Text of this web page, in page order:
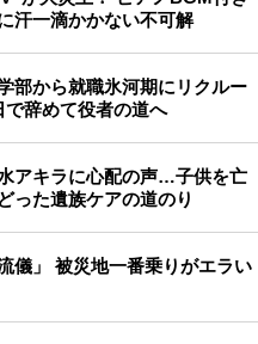
汗一滴かかない不可解
部から就職氷河期にリクルー
で辞めて役者の道へ
アキラに心配の声…子供を亡
った遺族ケアの道のり
儀」 被災地一番乗りがエラい